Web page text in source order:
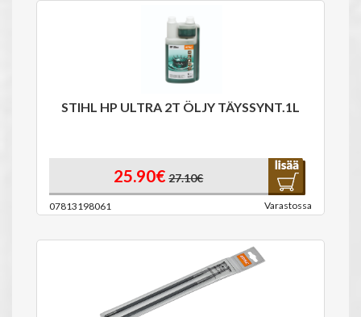
STIHL HP ULTRA 2T ÖLJY TÄYSSYNT.1L
25.90€ 27.10€
07813198061 Varastossa